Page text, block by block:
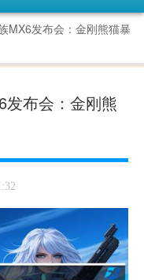
MX6发布会：金刚熊猫暴
发布会：金刚熊